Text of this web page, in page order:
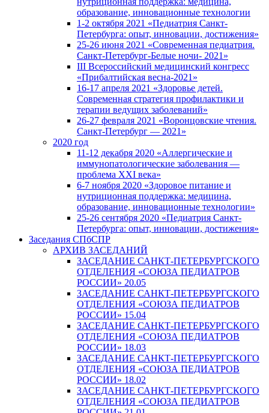
образование, инновационные технологии
1-2 октября 2021 «Педиатрия Санкт-
Петербурга: опыт, инновации, достижения»
25-26 июня 2021 «Современная педиатрия.
Санкт-Петербург-Белые ночи- 2021»
III Всероссийский медицинский конгресс
«Прибалтийская весна-2021»
16-17 апреля 2021 «Здоровье детей.
Современная стратегия профилактики и
терапии ведущих заболеваний»
26-27 февраля 2021 «Воронцовские чтения.
Санкт-Петербург — 2021»
2020 год
11-12 декабря 2020 «Аллергические и
иммунопатологические заболевания —
проблема XXI века»
6-7 ноября 2020 «Здоровое питание и
нутриционная поддержка: медицина,
образование, инновационные технологии»
25-26 сентября 2020 «Педиатрия Санкт-
Петербурга: опыт, инновации, достижения»
Заседания СПбСПР
АРХИВ ЗАСЕДАНИЙ
ЗАСЕДАНИЕ САНКТ-ПЕТЕРБУРГСКОГО
ОТДЕЛЕНИЯ «СОЮЗА ПЕДИАТРОВ
РОССИИ» 20.05
ЗАСЕДАНИЕ САНКТ-ПЕТЕРБУРГСКОГО
ОТДЕЛЕНИЯ «СОЮЗА ПЕДИАТРОВ
РОССИИ» 15.04
ЗАСЕДАНИЕ САНКТ-ПЕТЕРБУРГСКОГО
ОТДЕЛЕНИЯ «СОЮЗА ПЕДИАТРОВ
РОССИИ» 18.03
ЗАСЕДАНИЕ САНКТ-ПЕТЕРБУРГСКОГО
ОТДЕЛЕНИЯ «СОЮЗА ПЕДИАТРОВ
РОССИИ» 18.02
ЗАСЕДАНИЕ САНКТ-ПЕТЕРБУРГСКОГО
ОТДЕЛЕНИЯ «СОЮЗА ПЕДИАТРОВ